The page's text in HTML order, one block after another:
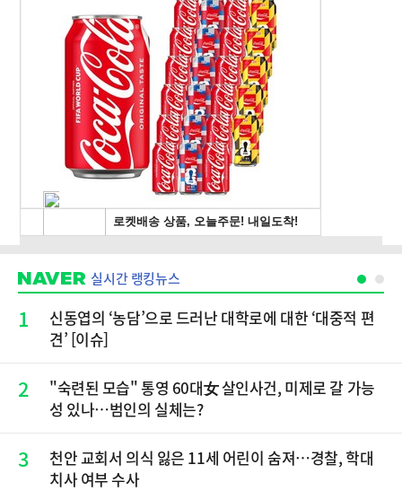
실시간 랭킹뉴스
1
신동엽의 ‘농담’으로 드러난 대학로에 대한 ‘대중적 편
견’ [이슈]
2
"숙련된 모습" 통영 60대女 살인사건, 미제로 갈 가능
성 있나…범인의 실체는?
3
천안 교회서 의식 잃은 11세 어린이 숨져…경찰, 학대
치사 여부 수사